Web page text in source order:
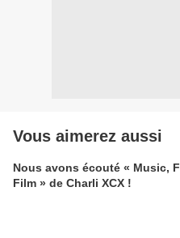
Vous aimerez aussi
Nous avons écouté « Music,
Film » de Charli XCX !